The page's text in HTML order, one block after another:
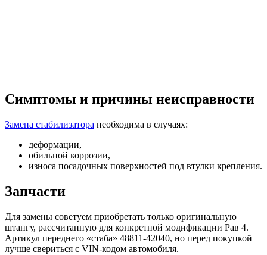
Симптомы и причины неисправности
Замена стабилизатора необходима в случаях:
деформации,
обильной коррозии,
износа посадочных поверхностей под втулки крепления.
Запчасти
Для замены советуем приобретать только оригинальную
штангу, рассчитанную для конкретной модификации Рав 4.
Артикул переднего «стаба» 48811-42040, но перед покупкой
лучше свериться с VIN-кодом автомобиля.